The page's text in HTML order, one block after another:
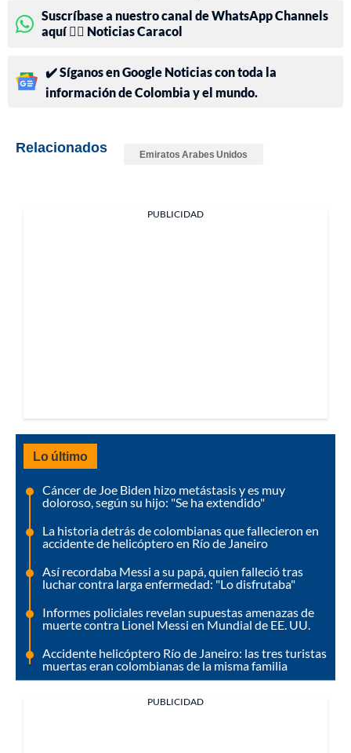
Suscríbase a nuestro canal de WhatsApp Channels
aquí 👉🏻 Noticias Caracol
✔️ Síganos en Google Noticias con toda la
información de Colombia y el mundo.
Relacionados Emiratos Arabes Unidos
PUBLICIDAD
Lo último
Cáncer de Joe Biden hizo metástasis y es muy
doloroso, según su hijo: "Se ha extendido"
La historia detrás de colombianas que fallecieron en
accidente de helicóptero en Río de Janeiro
Así recordaba Messi a su papá, quien falleció tras
luchar contra larga enfermedad: "Lo disfrutaba"
Informes policiales revelan supuestas amenazas de
muerte contra Lionel Messi en Mundial de EE. UU.
Accidente helicóptero Río de Janeiro: las tres turistas
muertas eran colombianas de la misma familia
PUBLICIDAD